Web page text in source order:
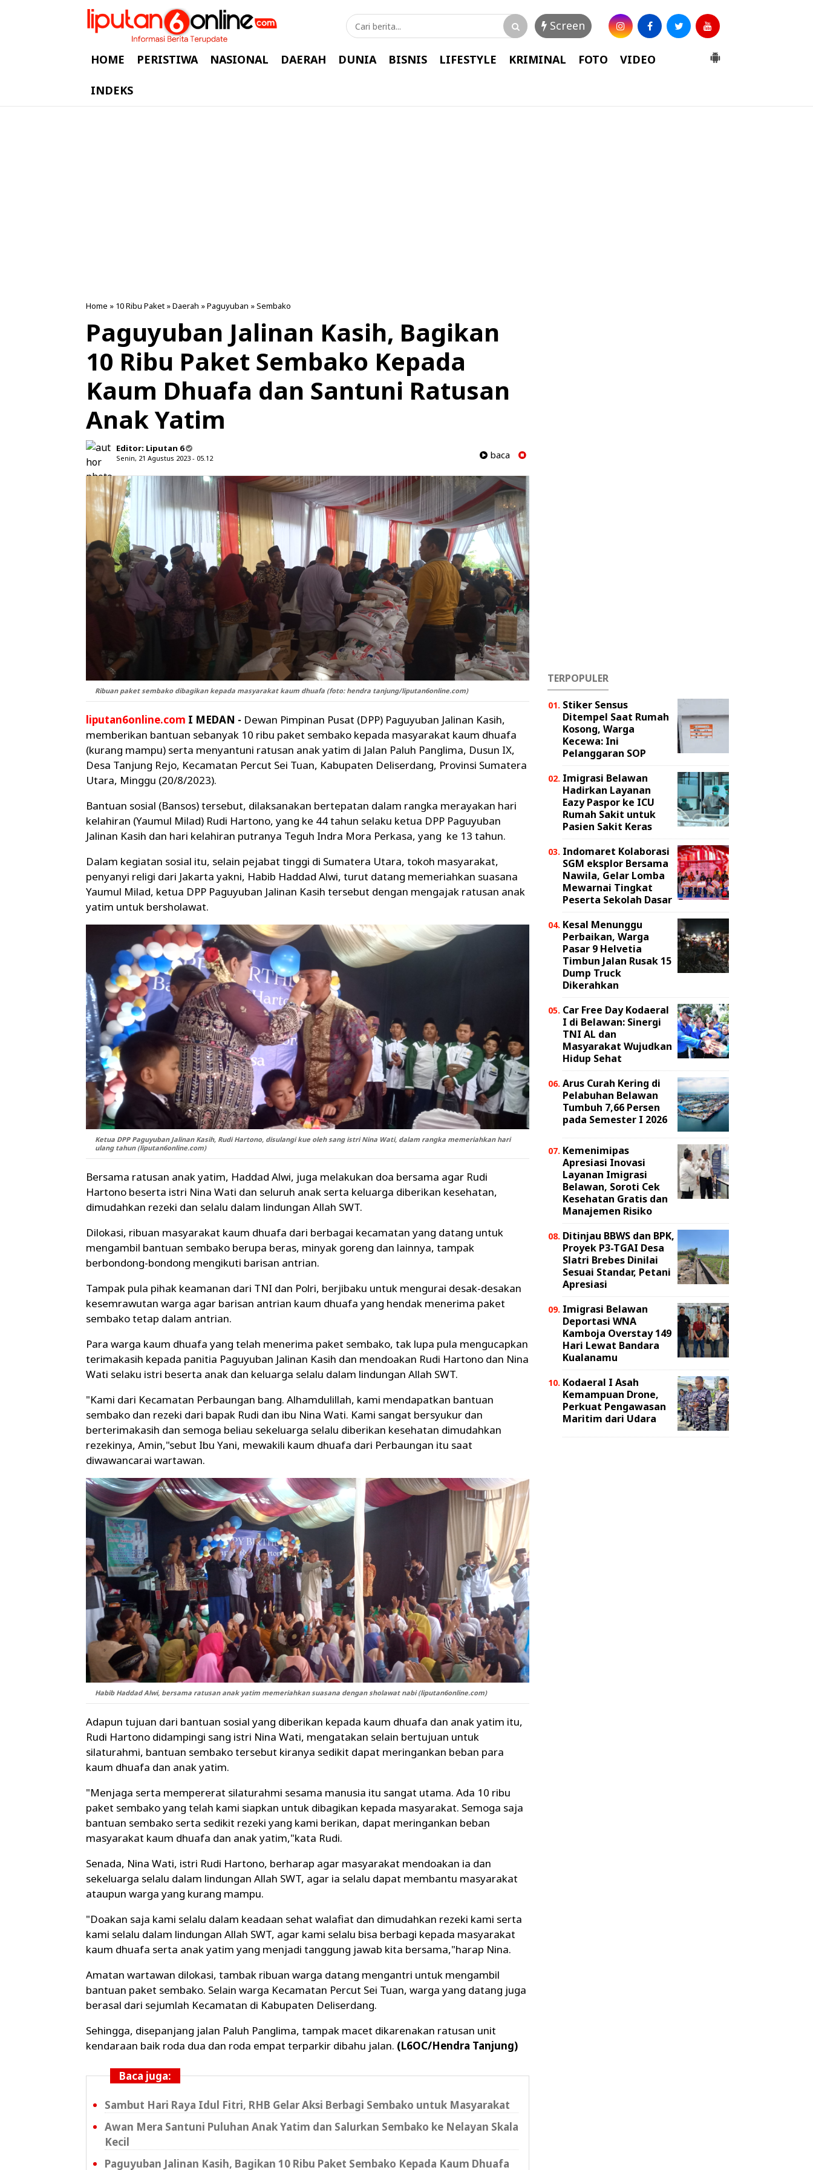
Screen
HOME PERISTIWA NASIONAL DAERAH DUNIA BISNIS LIFESTYLE KRIMINAL FOTO VIDEO
INDEKS
Home » 10 Ribu Paket »Daerah »Paguyuban »Sembako
Paguyuban Jalinan Kasih, Bagikan
10 Ribu Paket Sembako Kepada
Kaum Dhuafa dan Santuni Ratusan
Anak Yatim
Editor: Liputan 6
Senin, 21 Agustus 2023 - 05.12 baca
Ribuan paket sembako dibagikan kepada masyarakat kaum dhuafa (foto: hendra tanjung/liputan6online.com)
liputan6online.com I MEDAN - Dewan Pimpinan Pusat (DPP) Paguyuban Jalinan Kasih,
memberikan bantuan sebanyak 10 ribu paket sembako kepada masyarakat kaum dhuafa
(kurang mampu) serta menyantuni ratusan anak yatim di Jalan Paluh Panglima, Dusun IX,
Desa Tanjung Rejo, Kecamatan Percut Sei Tuan, Kabupaten Deliserdang, Provinsi Sumatera
Utara, Minggu (20/8/2023).
Bantuan sosial (Bansos) tersebut, dilaksanakan bertepatan dalam rangka merayakan hari
kelahiran (Yaumul Milad) Rudi Hartono, yang ke 44 tahun selaku ketua DPP Paguyuban
Jalinan Kasih dan hari kelahiran putranya Teguh Indra Mora Perkasa, yang ke 13 tahun.
Dalam kegiatan sosial itu, selain pejabat tinggi di Sumatera Utara, tokoh masyarakat,
penyanyi religi dari Jakarta yakni, Habib Haddad Alwi, turut datang memeriahkan suasana
Yaumul Milad, ketua DPP Paguyuban Jalinan Kasih tersebut dengan mengajak ratusan anak
yatim untuk bersholawat.
Ketua DPP Paguyuban Jalinan Kasih, Rudi Hartono, disulangi kue oleh sang istri Nina Wati, dalam rangka memeriahkan hari
ulang tahun (liputan6online.com)
Bersama ratusan anak yatim, Haddad Alwi, juga melakukan doa bersama agar Rudi
Hartono beserta istri Nina Wati dan seluruh anak serta keluarga diberikan kesehatan,
dimudahkan rezeki dan selalu dalam lindungan Allah SWT.
Dilokasi, ribuan masyarakat kaum dhuafa dari berbagai kecamatan yang datang untuk
mengambil bantuan sembako berupa beras, minyak goreng dan lainnya, tampak
berbondong-bondong mengikuti barisan antrian.
Tampak pula pihak keamanan dari TNI dan Polri, berjibaku untuk mengurai desak-desakan
kesemrawutan warga agar barisan antrian kaum dhuafa yang hendak menerima paket
sembako tetap dalam antrian.
Para warga kaum dhuafa yang telah menerima paket sembako, tak lupa pula mengucapkan
terimakasih kepada panitia Paguyuban Jalinan Kasih dan mendoakan Rudi Hartono dan Nina
Wati selaku istri beserta anak dan keluarga selalu dalam lindungan Allah SWT.
"Kami dari Kecamatan Perbaungan bang. Alhamdulillah, kami mendapatkan bantuan
sembako dan rezeki dari bapak Rudi dan ibu Nina Wati. Kami sangat bersyukur dan
berterimakasih dan semoga beliau sekeluarga selalu diberikan kesehatan dimudahkan
rezekinya, Amin,"sebut Ibu Yani, mewakili kaum dhuafa dari Perbaungan itu saat
diwawancarai wartawan.
Habib Haddad Alwi, bersama ratusan anak yatim memeriahkan suasana dengan sholawat nabi (liputan6online.com)
Adapun tujuan dari bantuan sosial yang diberikan kepada kaum dhuafa dan anak yatim itu,
Rudi Hartono didampingi sang istri Nina Wati, mengatakan selain bertujuan untuk
silaturahmi, bantuan sembako tersebut kiranya sedikit dapat meringankan beban para
kaum dhuafa dan anak yatim.
"Menjaga serta mempererat silaturahmi sesama manusia itu sangat utama. Ada 10 ribu
paket sembako yang telah kami siapkan untuk dibagikan kepada masyarakat. Semoga saja
bantuan sembako serta sedikit rezeki yang kami berikan, dapat meringankan beban
masyarakat kaum dhuafa dan anak yatim,"kata Rudi.
Senada, Nina Wati, istri Rudi Hartono, berharap agar masyarakat mendoakan ia dan
sekeluarga selalu dalam lindungan Allah SWT, agar ia selalu dapat membantu masyarakat
ataupun warga yang kurang mampu.
"Doakan saja kami selalu dalam keadaan sehat walafiat dan dimudahkan rezeki kami serta
kami selalu dalam lindungan Allah SWT, agar kami selalu bisa berbagi kepada masyarakat
kaum dhuafa serta anak yatim yang menjadi tanggung jawab kita bersama,"harap Nina.
Amatan wartawan dilokasi, tambak ribuan warga datang mengantri untuk mengambil
bantuan paket sembako. Selain warga Kecamatan Percut Sei Tuan, warga yang datang juga
berasal dari sejumlah Kecamatan di Kabupaten Deliserdang.
Sehingga, disepanjang jalan Paluh Panglima, tampak macet dikarenakan ratusan unit
kendaraan baik roda dua dan roda empat terparkir dibahu jalan. (L6OC/Hendra Tanjung)
Baca juga:
Sambut Hari Raya Idul Fitri, RHB Gelar Aksi Berbagi Sembako untuk Masyarakat
Awan Mera Santuni Puluhan Anak Yatim dan Salurkan Sembako ke Nelayan Skala
Kecil
Paguyuban Jalinan Kasih, Bagikan 10 Ribu Paket Sembako Kepada Kaum Dhuafa
TERPOPULER
Stiker Sensus
Ditempel Saat Rumah
Kosong, Warga
Kecewa: Ini
Pelanggaran SOP
Imigrasi Belawan
Hadirkan Layanan
Eazy Paspor ke ICU
Rumah Sakit untuk
Pasien Sakit Keras
Indomaret Kolaborasi
SGM eksplor Bersama
Nawila, Gelar Lomba
Mewarnai Tingkat
Peserta Sekolah Dasar
Kesal Menunggu
Perbaikan, Warga
Pasar 9 Helvetia
Timbun Jalan Rusak 15
Dump Truck
Dikerahkan
Car Free Day Kodaeral
I di Belawan: Sinergi
TNI AL dan
Masyarakat Wujudkan
Hidup Sehat
Arus Curah Kering di
Pelabuhan Belawan
Tumbuh 7,66 Persen
pada Semester I 2026
Kemenimipas
Apresiasi Inovasi
Layanan Imigrasi
Belawan, Soroti Cek
Kesehatan Gratis dan
Manajemen Risiko
Ditinjau BBWS dan BPK,
Proyek P3-TGAI Desa
Slatri Brebes Dinilai
Sesuai Standar, Petani
Apresiasi
Imigrasi Belawan
Deportasi WNA
Kamboja Overstay 149
Hari Lewat Bandara
Kualanamu
Kodaeral I Asah
Kemampuan Drone,
Perkuat Pengawasan
Maritim dari Udara